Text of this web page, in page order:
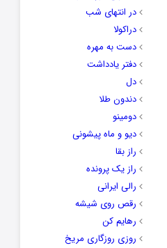
در انتهای شب
دراکولا
دست به مهره
دفتر یادداشت
دل
دندون طلا
دومینو
دیو و ماه پیشونی
راز بقا
راز یک پرونده
رالی ایرانی
رقص روی شیشه
رهایم کن
روزی روزگاری مریخ